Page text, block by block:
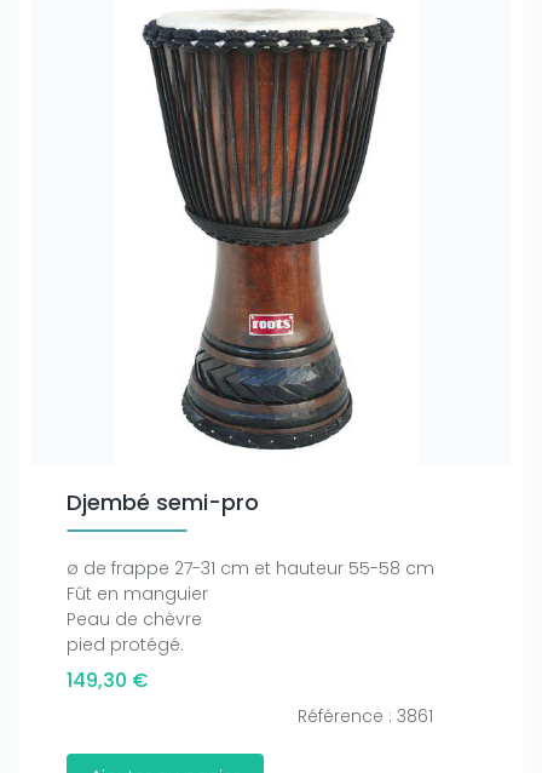
Djembé semi-pro
ø de frappe 27-31 cm et hauteur 55-58 cm
Fût en manguier
Peau de chèvre
pied protégé.
149,30 €
Référence : 3861